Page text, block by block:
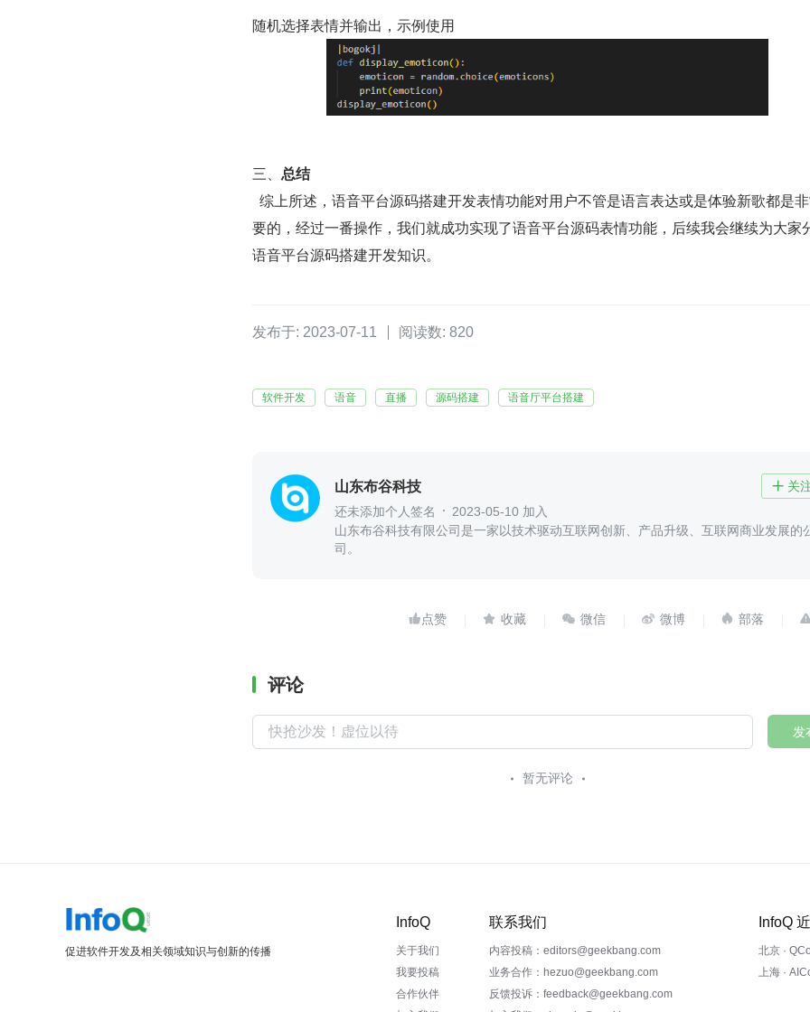
随机选择表情并输出，示例使用
三、 总结
要的，经过一番操作，我们就成功实现了语音平台源码表情功能，后续我会继续为大家
语音平台源码搭建开发知识。
发布于: 2023-07-11 阅读数: 820
软件开发 语音 直播 源码搭建 语音厅平台搭建
山东布谷科技  关
还未添加个人签名
2023-05-10 加入
山东布谷科技有限公司是一家以技术驱动互联网创新、产品升级、互联网商业发展的
司。
    
评论
发
暂无评论
促进软件开发及相关领域知识与创新的传播
InfoQ
关于我们
我要投稿
合作伙伴
联系我们
内容投稿：editors@geekbang.com
业务合作：hezuo@geekbang.com
反馈投诉：feedback@geekbang.com
InfoQ
北京 ·
上海 ·